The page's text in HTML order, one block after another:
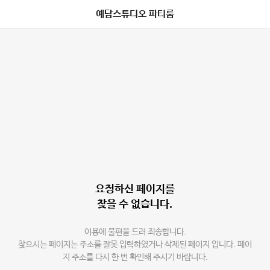
예담스튜디오 파티룸
요청하신 페이지를
찾을 수 없습니다.
이용에 불편을 드려 죄송합니다.
찾으시는 페이지는 주소를 잘못 입력하였거나 삭제된 페이지 입니다. 페이
지 주소를 다시 한 번 확인해 주시기 바랍니다.